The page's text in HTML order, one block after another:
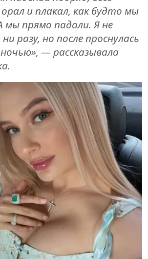
и плакал, как будто мы
мы прямо падали. Я не
разу, но после проснулась
— рассказывала